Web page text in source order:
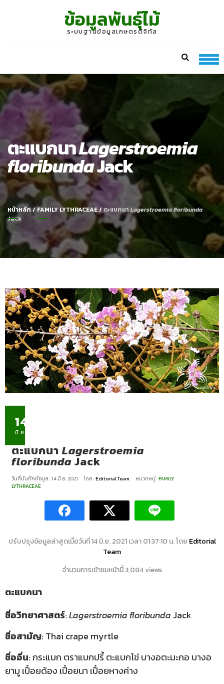
ข้อมูลพันธุ์ไม้
ระบบฐานข้อมูลเกษตรดิจิทัล
ตะแบกนาLagerstroemia
floribundaJack
หน้าหลัก/FAMILY LYTHRACEAE/ ตะแบกนาLagerstroemia floribunda
Jack
14
มิ.ย.
ตะแบกนาLagerstroemia
floribundaJack
วันที่บันทึกข้อมูล : 14 มิ.ย. 2021 โดย :Editorial Team หมวดหมู่ :FAMILY
LYTHRACEAE
ปรับปรุงข้อมูลล่าสุดเมื่อวันที่ 14 มิ.ย. 2021 เวลา 01:37:10 น. โดย Editorial
Team
จำนวนการเข้าชมหน้านี้ 3,084 views
ตะแบกนา
ชื่อวิทยาศาสตร์:Lagerstroemia floribundaJack
ชื่อสามัญ: Thai crape myrtle
ชื่ออื่น: กระแบก ตราแบกปรี้ ตะแบกไข่ บางอตะมะกอ บางอ
ยามู เปื๋อยด้อง เปื๋อยนา เปื๋อยหางค่าง